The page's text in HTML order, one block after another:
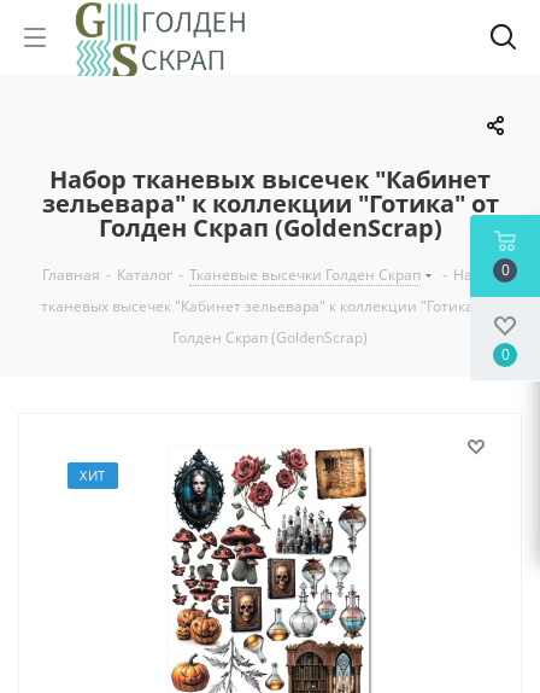
Набор тканевых высечек "Кабинет
зельевара" к коллекции "Готика" от
Голден Скрап (GoldenScrap)
Главная - Каталог - Тканевые высечки Голден Скрап - Набор
тканевых высечек "Кабинет зельевара" к коллекции "Готика" от
Голден Скрап (GoldenScrap)
ХИТ
0
0